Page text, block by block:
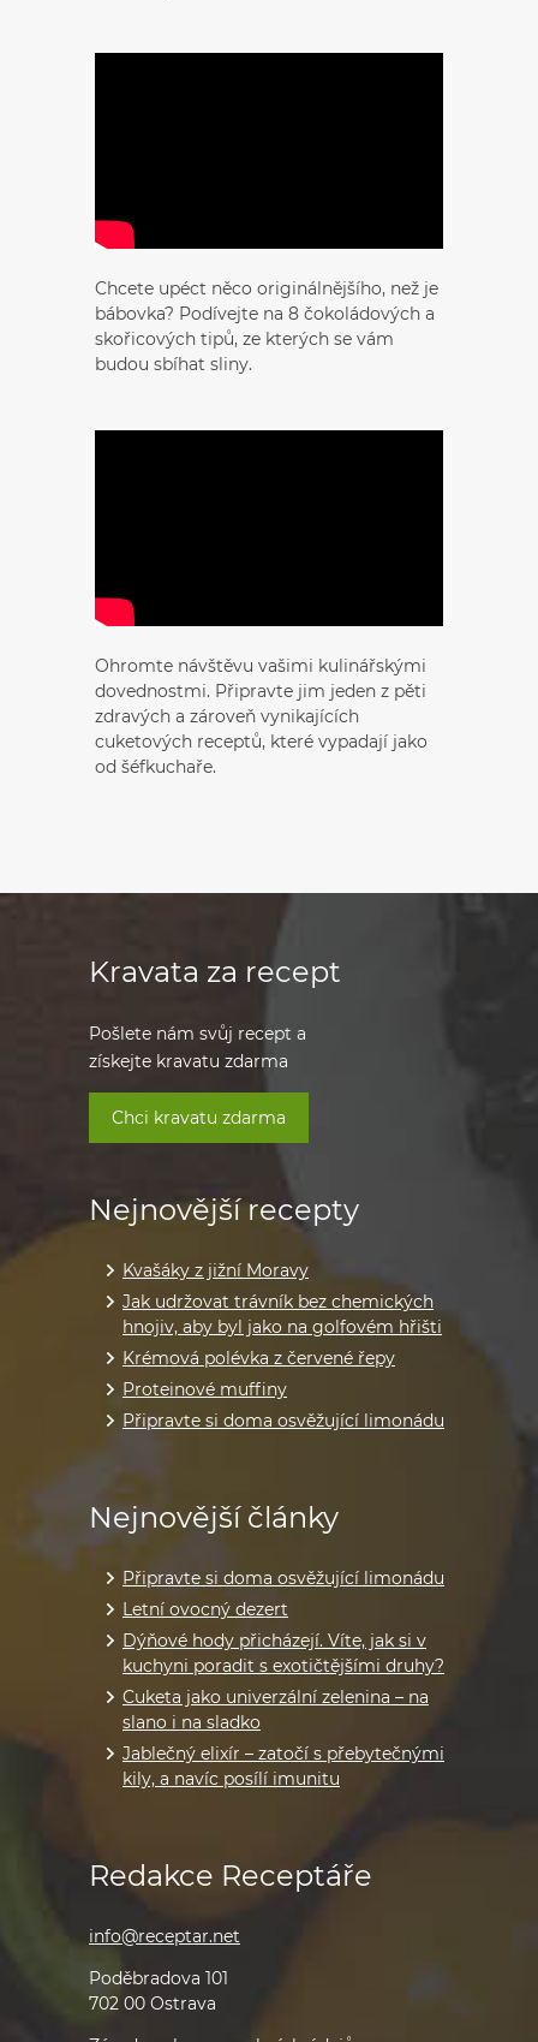
Chcete upéct něco originálnějšího, než je
bábovka? Podívejte na 8 čokoládových a
skořicových tipů, ze kterých se vám
budou sbíhat sliny.
Ohromte návštěvu vašimi kulinářskými
dovednostmi. Připravte jim jeden z pěti
zdravých a zároveň vynikajících
cuketových receptů, které vypadají jako
od šéfkuchaře.
Nejnovější recepty
Kvašáky z jižní Moravy
Jak udržovat trávník bez chemických
hnojiv, aby byl jako na golfovém hřišti
Krémová polévka z červené řepy
Proteinové muffiny
Připravte si doma osvěžující limonádu
Nejnovější články
Připravte si doma osvěžující limonádu
Letní ovocný dezert
Dýňové hody přicházejí. Víte, jak si v
kuchyni poradit s exotičtějšími druhy?
Cuketa jako univerzální zelenina – na
slano i na sladko
Jablečný elixír – zatočí s přebytečnými
kily, a navíc posílí imunitu
Kravata za recept
Pošlete nám svůj recept a
získejte kravatu zdarma
Chci kravatu zdarma
Redakce Receptáře
info@receptar.net
Poděbradova 101
702 00 Ostrava